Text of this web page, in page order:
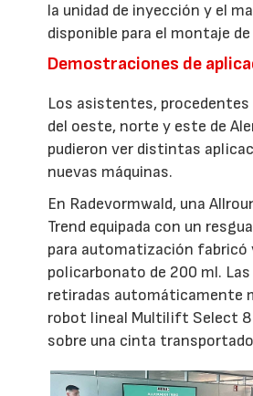
la unidad de inyección y el
disponible para el montaje
Demostraciones de
Los asistentes,
del oeste, norte y este de
pudieron ver distintas
nuevas máquinas.
En Radevormwald, una
Trend equipada con un
para automatización fabricó
policarbonato de 200 ml. Las
retiradas automáticamente
robot lineal Multilift Select 8
sobre una cinta